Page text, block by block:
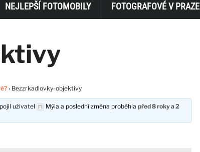
NEJLEPŠÍ FOTOMOBILY FOTOGRAFOVÉ V PRAZE
› Bezzrkadlovky-objektivy
uživatel Mýla a poslední změna proběhlapřed 8 roky a 2